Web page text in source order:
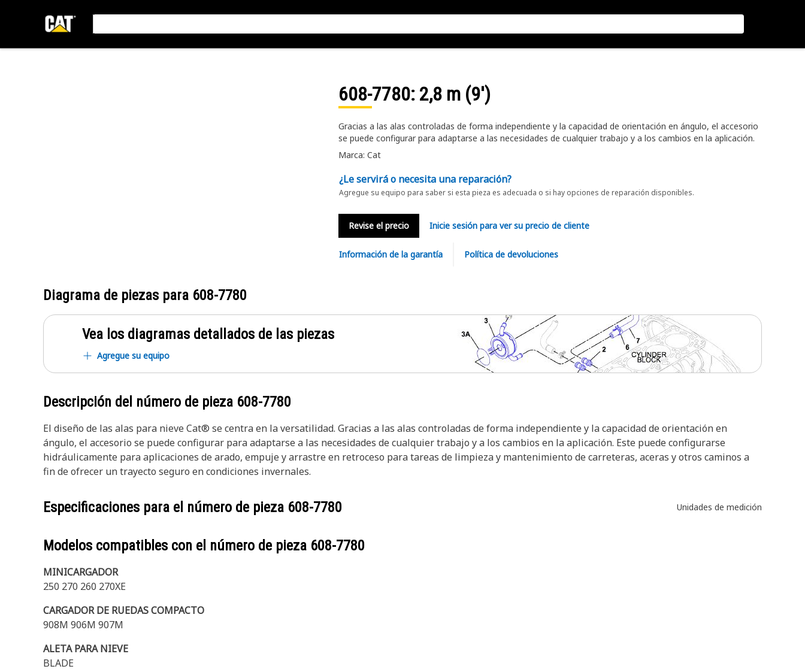
608-7780: 2,8 m (9')
Gracias a las alas controladas de forma independiente y la capacidad de orientación en ángulo, el accesorio
se puede configurar para adaptarse a las necesidades de cualquier trabajo y a los cambios en la aplicación.
Marca: Cat
¿Le servirá o necesita una reparación?
Agregue su equipo para saber si esta pieza es adecuada o si hay opciones de reparación disponibles.
Revise el precio Inicie sesión para ver su precio de cliente
Información de la garantía Política de devoluciones
Diagrama de piezas para 608-7780
Vea los diagramas detallados de las piezas
Agregue su equipo
Descripción del número de pieza 608-7780
El diseño de las alas para nieve Cat® se centra en la versatilidad. Gracias a las alas controladas de forma independiente y la capacidad de orientación en
ángulo, el accesorio se puede configurar para adaptarse a las necesidades de cualquier trabajo y a los cambios en la aplicación. Este puede configurarse
hidráulicamente para aplicaciones de arado, empuje y arrastre en retroceso para tareas de limpieza y mantenimiento de carreteras, aceras y otros caminos a
fin de ofrecer un trayecto seguro en condiciones invernales.
Especificaciones para el número de pieza 608-7780 Unidades de medición
Modelos compatibles con el número de pieza 608-7780
MINICARGADOR
250 270 260 270XE
CARGADOR DE RUEDAS COMPACTO
908M 906M 907M
ALETA PARA NIEVE
BLADE